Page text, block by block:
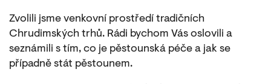
Zvolili jsme venkovní prostředí tradičních
Chrudimských trhů. Rádi bychom Vás oslovili a
seznámili s tím, co je pěstounská péče a jak se
případně stát pěstounem.